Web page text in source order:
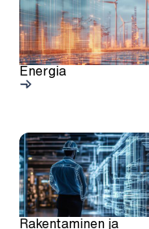
Energia
Rakentaminen ja